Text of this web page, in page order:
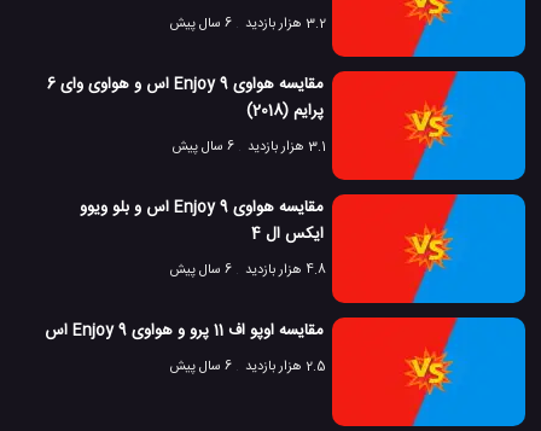
3.2 هزار بازدید 6 سال پیش
مقایسه هواوی Enjoy 9 اس و هواوی وای 6
پرایم (2018)
3.1 هزار بازدید 6 سال پیش
مقایسه هواوی Enjoy 9 اس و بلو ویوو
ایکس ال 4
4.8 هزار بازدید 6 سال پیش
مقایسه اوپو اف 11 پرو و هواوی Enjoy 9 اس
2.5 هزار بازدید 6 سال پیش